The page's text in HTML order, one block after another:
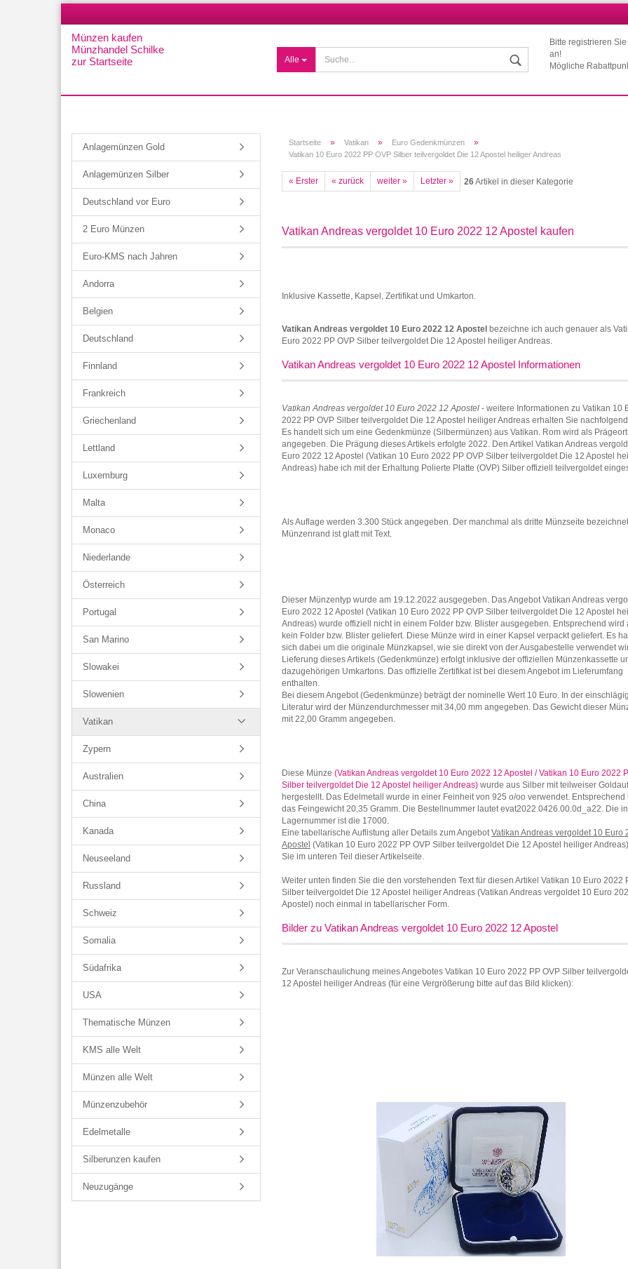
Wohnort
Münzen kaufen
Münzhandel Schilke
zur Startseite
Alle
Bitte registrieren
an!
Mögliche
Startseite » Vatikan » Euro Gedenkmünzen »
Vatikan 10 Euro 2022 PP OVP Silber teilvergoldet Die 12 Apostel heiliger Andreas
« Erster « zurück weiter » Letzter » 26Artikel in dieser Kategorie
Vatikan Andreas vergoldet 10 Euro 2022 12 Apostel kaufen
Inklusive Kassette, Kapsel, Zertifikat und Umkarton.
Vatikan Andreas vergoldet 10 Euro 2022 12 Apostel bezeichne ich auch genauer als
Euro 2022 PP OVP Silber teilvergoldet Die 12 Apostel heiliger Andreas.
Vatikan Andreas vergoldet 10 Euro 2022 12 Apostel Informationen
Vatikan Andreas vergoldet 10 Euro 2022 12 Apostel - weitere Informationen zu Vatikan 10
2022 PP OVP Silber teilvergoldet Die 12 Apostel heiliger Andreas erhalten Sie
Es handelt sich um eine Gedenkmünze (Silbermünzen) aus Vatikan. Rom wird als Prägeort
angegeben. Die Prägung dieses Artikels erfolgte 2022. Den Artikel Vatikan Andreas
Euro 2022 12 Apostel (Vatikan 10 Euro 2022 PP OVP Silber teilvergoldet Die 12 Apostel
Andreas) habe ich mit der Erhaltung Polierte Platte (OVP) Silber offiziell teilvergoldet
Als Auflage werden 3.300 Stück angegeben. Der manchmal als dritte Münzseite
Münzenrand ist glatt mit Text.
Dieser Münzentyp wurde am 19.12.2022 ausgegeben. Das Angebot Vatikan Andreas
Euro 2022 12 Apostel (Vatikan 10 Euro 2022 PP OVP Silber teilvergoldet Die 12 Apostel
Andreas) wurde offiziell nicht in einem Folder bzw. Blister ausgegeben. Entsprechend wird
kein Folder bzw. Blister geliefert. Diese Münze wird in einer Kapsel verpackt geliefert. Es
sich dabei um die originale Münzkapsel, wie sie direkt von der Ausgabestelle verwendet
Lieferung dieses Artikels (Gedenkmünze) erfolgt inklusive der offiziellen Münzenkassette
dazugehörigen Umkartons. Das offizielle Zertifikat ist bei diesem Angebot im Lieferumfang
enthalten.
Bei diesem Angebot (Gedenkmünze) beträgt der nominelle Wert 10 Euro. In der
Literatur wird der Münzendurchmesser mit 34,00 mm angegeben. Das Gewicht dieser
mit 22,00 Gramm angegeben.
Diese Münze (Vatikan Andreas vergoldet 10 Euro 2022 12 Apostel / Vatikan 10 Euro 2022
Silber teilvergoldet Die 12 Apostel heiliger Andreas) wurde aus Silber mit teilweiser
hergestellt. Das Edelmetall wurde in einer Feinheit von 925 o/oo verwendet. Entsprechend
das Feingewicht 20,35 Gramm. Die Bestellnummer lautet evat2022.0426.00.0d_a22. Die
Lagernummer ist die 17000.
Eine tabellarische Auflistung aller Details zum AngebotVatikan Andreas vergoldet 10 Euro
Apostel (Vatikan 10 Euro 2022 PP OVP Silber teilvergoldet Die 12 Apostel heiliger
Sie im unteren Teil dieser Artikelseite.
Weiter unten finden Sie die den vorstehenden Text für diesen Artikel Vatikan 10 Euro 2022
Silber teilvergoldet Die 12 Apostel heiliger Andreas (Vatikan Andreas vergoldet 10 Euro
Apostel) noch einmal in tabellarischer Form.
Bilder zu Vatikan Andreas vergoldet 10 Euro 2022 12 Apostel
Zur Veranschaulichung meines Angebotes Vatikan 10 Euro 2022 PP OVP Silber
12 Apostel heiliger Andreas (für eine Vergrößerung bitte auf das Bild klicken):
Anlagemünzen Gold
Anlagemünzen Silber
Deutschland vor Euro
2 Euro Münzen
Euro-KMS nach Jahren
Andorra
Belgien
Deutschland
Finnland
Frankreich
Griechenland
Lettland
Luxemburg
Malta
Monaco
Niederlande
Österreich
Portugal
San Marino
Slowakei
Slowenien
Vatikan
Zypern
Australien
China
Kanada
Neuseeland
Russland
Schweiz
Somalia
Südafrika
USA
Thematische Münzen
KMS alle Welt
Münzen alle Welt
Münzenzubehör
Edelmetalle
Silberunzen kaufen
Neuzugänge